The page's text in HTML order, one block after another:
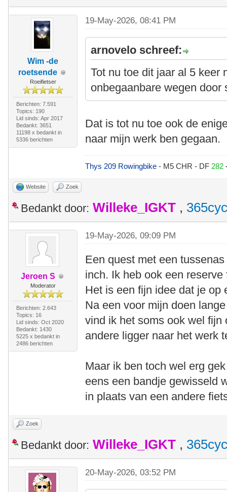
Wim -de
roetsende
Roeifietser
Berichten: 7.591
Topics: 190
Lid sinds: Apr 2017
Bedankt: 3651
11198 x bedankt in
5336 berichten
19-May-2026, 08:41 PM
arnovelo schreef:
Tot nu toe dit jaar al 5 keer
onbegaanbare wegen door
Dat is tot nu toe ook de
naar mijn werk ben gegaan.
Thys 209 Rowingbike- M5 CHR - DF 282
Website Zoek
Bedankt door: Willeke_IGKT ,
Jeroen S
Moderator
Berichten: 2.643
Topics: 16
Lid sinds: Oct 2020
Bedankt: 1430
5225 x bedankt in
2486 berichten
19-May-2026, 09:09 PM
Een quest met een
inch. Ik heb ook een
Het is een fijn idee dat je op
Na een voor mijn doen
vind ik het soms ook wel
andere ligger naar het werk
Maar ik ben toch wel erg
eens een bandje gewisseld
in plaats van een andere
Zoek
Bedankt door: Willeke_IGKT ,
20-May-2026, 03:52 PM